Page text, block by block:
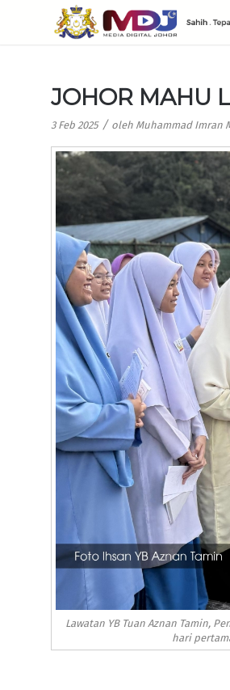
JOHOR MAHU
3 Feb 2025 / oleh Muhammad Imran
Lawatan YB Tuan Aznan Tamin,
hari